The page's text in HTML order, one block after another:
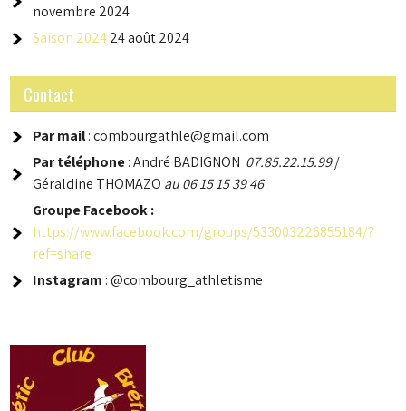
novembre 2024
Saison 202424 août 2024
Contact
Par mail: combourgathle@gmail.com
Par téléphone: André BADIGNON 07.85.22.15.99/
Géraldine THOMAZO au 06 15 15 39 46
GroupeFacebook :
https://www.facebook.com/groups/533003226855184/?
ref=share
Instagram : @combourg_athletisme